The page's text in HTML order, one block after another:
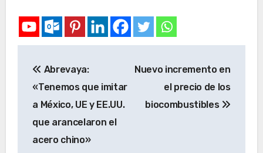
Abrevaya:
«Tenemos que imitar
a México, UE y EE.UU.
que arancelaron el
acero chino»
Nuevo incremento en
el precio de los
biocombustibles